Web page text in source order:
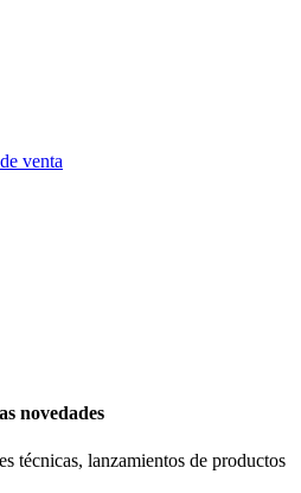
venta
novedades
técnicas, lanzamientos de productos